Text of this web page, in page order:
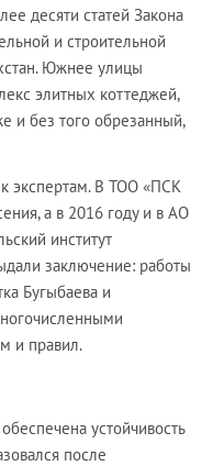
десяти статей Закона
и строительной
Южнее улицы
элитных коттеджей,
и без того обрезанный,
экспертам. В ТОО «ПСК
а в 2016 году и в АО
институт
заключение: работы
Бугыбаева и
и правил.
устойчивость
после